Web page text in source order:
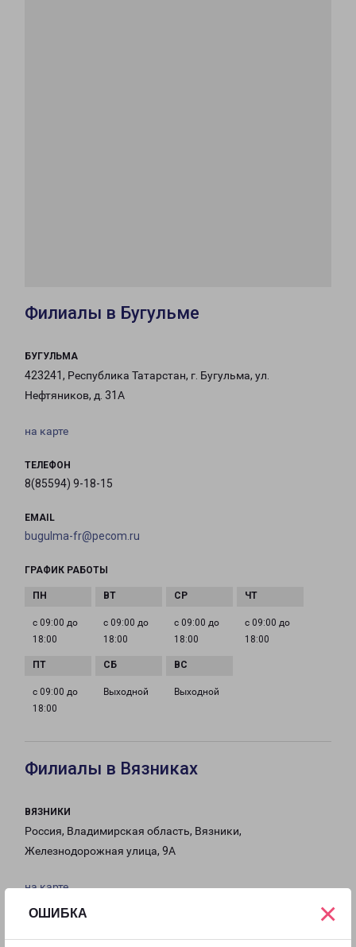
ОШИБКА ×
Филиалы в Бугульме
БУГУЛЬМА
423241, Республика Татарстан, г. Бугульма, ул.
Нефтяников, д. 31А
на карте
ТЕЛЕФОН
8(85594) 9-18-15
EMAIL
bugulma-fr@pecom.ru
ГРАФИК РАБОТЫ
с 09:00 до
18:00
с 09:00 до
18:00
с 09:00 до
18:00
с 09:00 до
18:00
с 09:00 до
18:00
Выходной Выходной
Филиалы в Вязниках
ВЯЗНИКИ
Россия, Владимирская область, Вязники,
Железнодорожная улица, 9А
на карте
ТЕЛЕФОН
8 (49233) 2-51-00